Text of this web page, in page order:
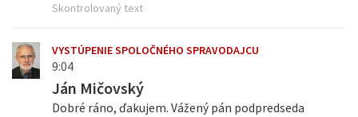
Skontrolovaný text
VYSTÚPENIE SPOLOČNÉHO SPRAVODAJCU
9:04
Ján Mičovský
Dobré ráno, ďakujem. Vážený pán podpredseda